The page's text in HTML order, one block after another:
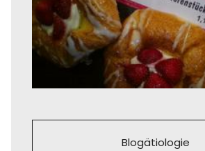
Blogätiologie